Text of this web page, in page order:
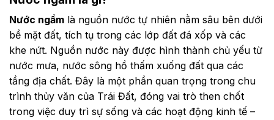
Nước ngầm là nguồn nước tự nhiên nằm sâu bên dưới
bề mặt đất, tích tụ trong các lớp đất đá xốp và các
khe nứt. Nguồn nước này được hình thành chủ yếu từ
nước mưa, nước sông hồ thấm xuống đất qua các
tầng địa chất. Đây là một phần quan trọng trong chu
trình thủy văn của Trái Đất, đóng vai trò then chốt
trong việc duy trì sự sống và các hoạt động kinh tế –